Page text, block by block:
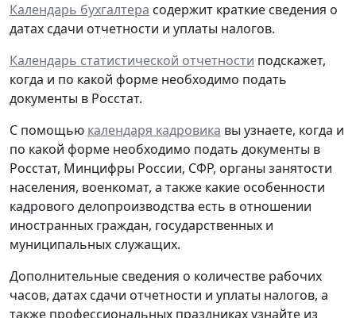
Календарь бухгалтера содержит краткие сведения о
датах сдачи отчетности и уплаты налогов.
Календарь статистической отчетности подскажет,
когда и по какой форме необходимо подать
документы в Росстат.
С помощью календаря кадровика вы узнаете, когда и
по какой форме необходимо подать документы в
Росстат, Минцифры России, СФР, органы занятости
населения, военкомат, а также какие особенности
кадрового делопроизводства есть в отношении
иностранных граждан, государственных и
муниципальных служащих.
Дополнительные сведения о количестве рабочих
часов, датах сдачи отчетности и уплаты налогов, а
также профессиональных праздниках узнайте из